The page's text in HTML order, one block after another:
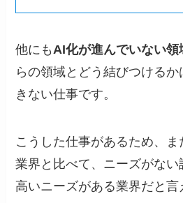
他にもAI化が進んでいない領
らの領域とどう結びつける
きない仕事です。
こうした仕事があるため、
業界と比べて、ニーズがな
高いニーズがある業界だと言